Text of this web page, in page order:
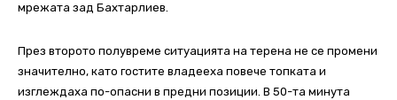
мрежата зад Бахтарлиев.
През второто полувреме ситуацията на терена не се промени
значително, като гостите владееха повече топката и
изглеждаха по-опасни в предни позиции. В 50-та минута